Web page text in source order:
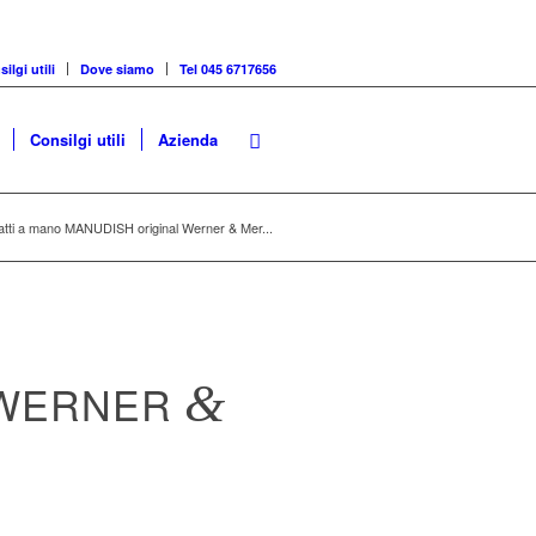
utili Dove siamo Tel 045 6717656
Consilgi utili Azienda
a mano MANUDISH original Werner & Mer...
&